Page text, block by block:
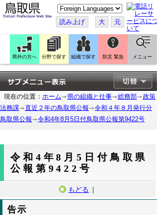
こ
の
ペ
ー
ジ
翻
訳
す
る
読み上げ 大 元
県外の方へ 分野で探す 組織で探す 防災 緊急 メニュー
現在の位置： ホーム 県の組織と仕事 総務部
政策
法務課
直近２年の鳥取県公報
令和４年８月発行分
鳥取県公報
令和4年8月5日付鳥取県公報第9422号
令和4年8月5日付鳥取県
公報第9422号
もどる ｜
告示